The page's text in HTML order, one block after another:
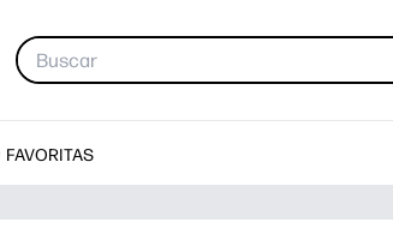
FAVORITAS